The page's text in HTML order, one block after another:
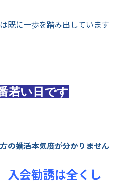
既に一歩を踏み出しています
若い日です
の婚活本気度が分かりません
入会勧誘は全くし